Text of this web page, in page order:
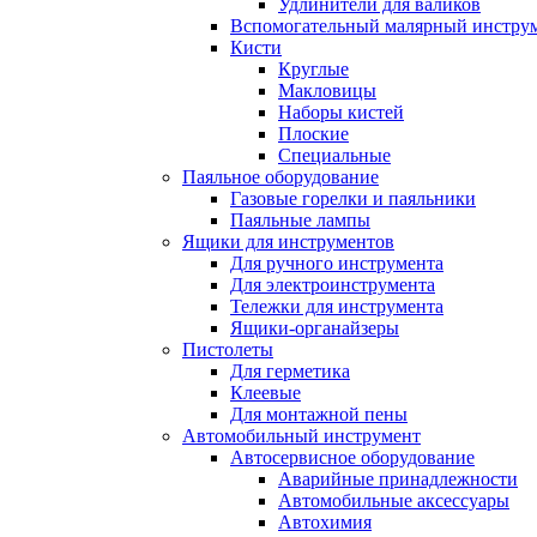
Удлинители для валиков
Вспомогательный малярный
Кисти
Круглые
Макловицы
Наборы кистей
Плоские
Специальные
Паяльное оборудование
Газовые горелки и паяльники
Паяльные лампы
Ящики для инструментов
Для ручного инструмента
Для электроинструмента
Тележки для инструмента
Ящики-органайзеры
Пистолеты
Для герметика
Клеевые
Для монтажной пены
Автомобильный инструмент
Автосервисное оборудование
Аварийные принадлежности
Автомобильные аксессуары
Автохимия